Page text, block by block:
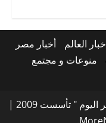
العالم
أخبار مصر
منوعات و مجتمع
" تأسست 2009
|